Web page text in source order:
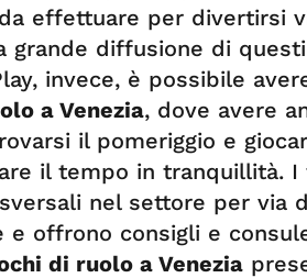
effettuare per divertirsi
grande diffusione di
invece, è possibile
a Venezia, dove avere
il pomeriggio e
il tempo in tranquillità. I
nel settore per via
e offrono consigli e
di ruolo a Venezia